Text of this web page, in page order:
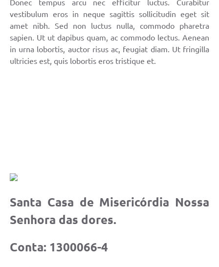
Donec tempus arcu nec efficitur luctus. Curabitur
vestibulum eros in neque sagittis sollicitudin eget sit
amet nibh. Sed non luctus nulla, commodo pharetra
sapien. Ut ut dapibus quam, ac commodo lectus. Aenean
in urna lobortis, auctor risus ac, feugiat diam. Ut fringilla
ultricies est, quis lobortis eros tristique et.
Santa Casa de Misericórdia Nossa
Senhora das dores.
Conta: 1300066-4